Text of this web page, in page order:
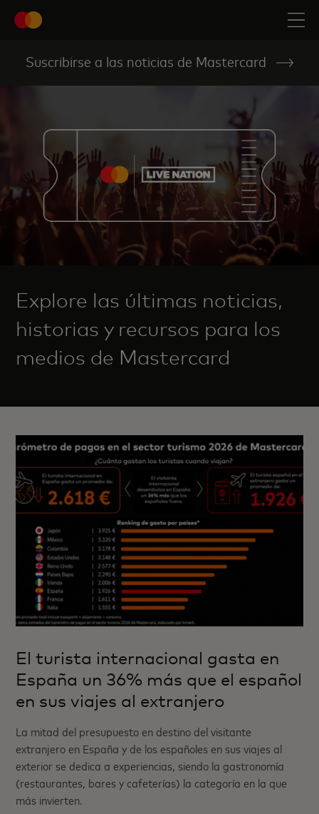
Suscribirse a las noticias de Mastercard
Explore las últimas noticias,
historias y recursos para los
medios de Mastercard
El turista internacional gasta en
España un 36% más que el español
en sus viajes al extranjero
La mitad del presupuesto en destino del visitante
extranjero en España y de los españoles en sus viajes al
exterior se dedica a experiencias, siendo la gastronomía
(restaurantes, bares y cafeterías) la categoría en la que
más invierten.